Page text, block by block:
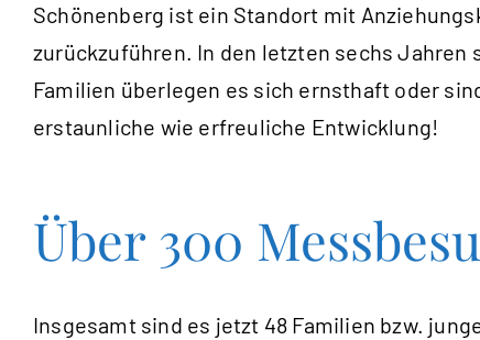
Schönenberg ist ein Standort mit
zurückzuführen. In den letzten sechs Jahren
Familien überlegen es sich ernsthaft oder
erstaunliche wie erfreuliche Entwicklung!
Über 300
Insgesamt sind es jetzt 48 Familien bzw.